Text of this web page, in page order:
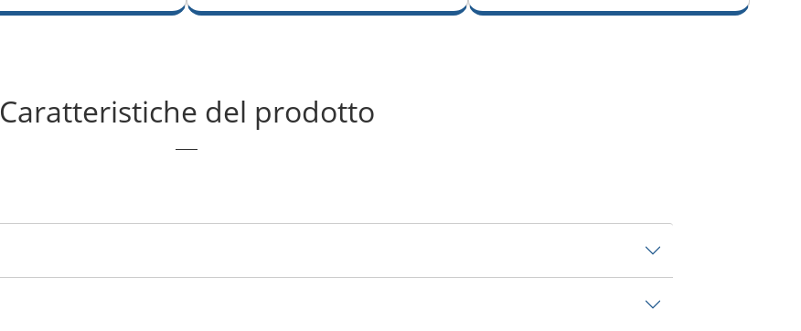
Caratteristiche del prodotto